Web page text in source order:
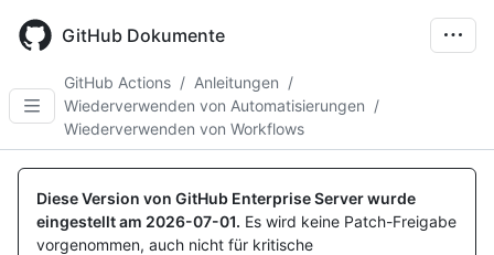
main
GitHub Dokumente
GitHub Actions / Anleitungen /
Wiederverwenden von Automatisierungen /
Wiederverwenden von Workflows
Diese Version von GitHub Enterprise Server wurde
eingestellt am 2026-07-01. Es wird keine Patch-Freigabe
vorgenommen, auch nicht für kritische